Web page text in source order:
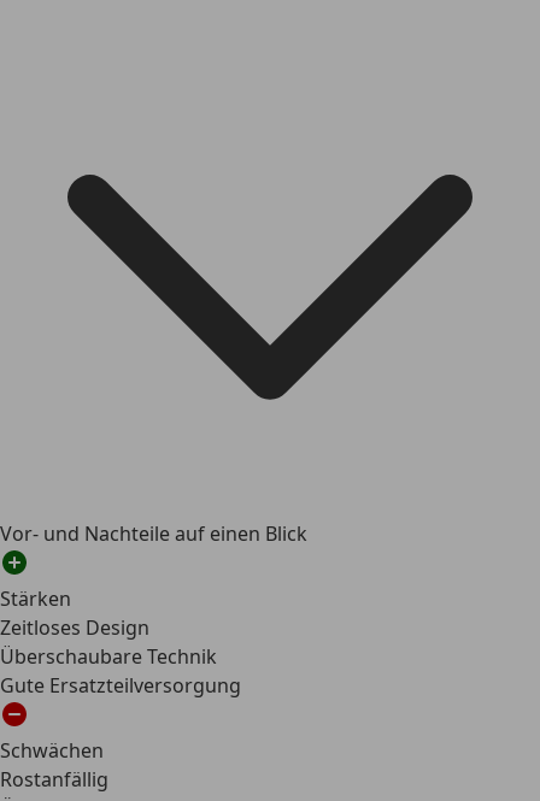
Vor- und Nachteile auf einen Blick
Stärken
Zeitloses Design
Überschaubare Technik
Gute Ersatzteilversorgung
Schwächen
Rostanfällig